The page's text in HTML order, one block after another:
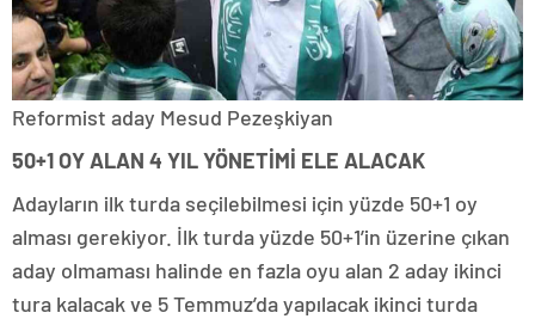
Reformist aday Mesud Pezeşkiyan
50+1 OY ALAN 4 YIL YÖNETİMİ ELE ALACAK
Adayların ilk turda seçilebilmesi için yüzde 50+1 oy
alması gerekiyor. İlk turda yüzde 50+1’in üzerine çıkan
aday olmaması halinde en fazla oyu alan 2 aday ikinci
tura kalacak ve 5 Temmuz’da yapılacak ikinci turda